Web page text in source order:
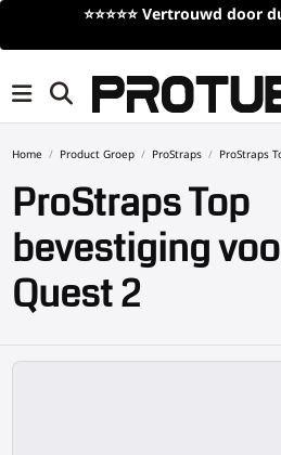
⭐⭐⭐⭐⭐ Vertrouwd door
Home Product Groep ProStraps ProStraps
ProStraps Top
bevestiging
Quest 2